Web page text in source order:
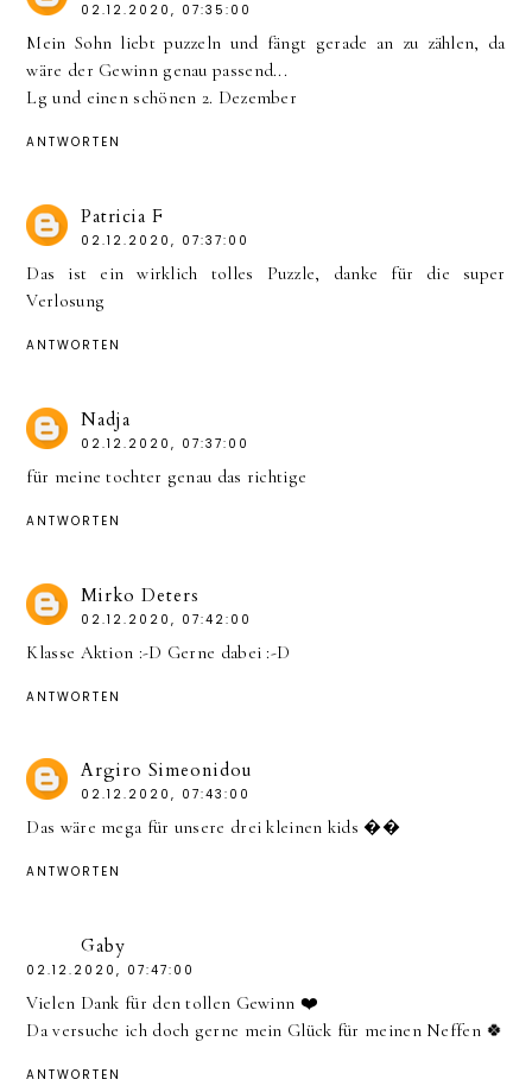
02.12.2020, 07:35:00
Mein Sohn liebt puzzeln und fängt gerade an zu zählen, da
wäre der Gewinn genau passend...
Lg und einen schönen 2. Dezember
ANTWORTEN
Patricia F
02.12.2020, 07:37:00
Das ist ein wirklich tolles Puzzle, danke für die super
Verlosung
ANTWORTEN
Nadja
02.12.2020, 07:37:00
für meine tochter genau das richtige
ANTWORTEN
Mirko Deters
02.12.2020, 07:42:00
Klasse Aktion :-D Gerne dabei :-D
ANTWORTEN
Argiro Simeonidou
02.12.2020, 07:43:00
Das wäre mega für unsere drei kleinen kids ��
ANTWORTEN
Gaby
02.12.2020, 07:47:00
Vielen Dank für den tollen Gewinn ❤️
Da versuche ich doch gerne mein Glück für meinen Neffen 🍀
ANTWORTEN